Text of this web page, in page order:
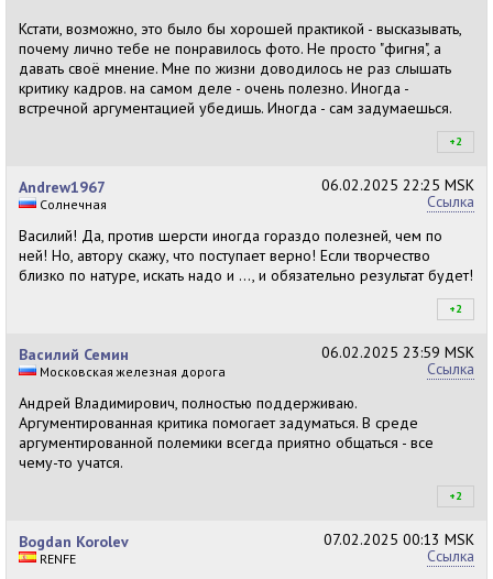
Кстати, возможно, это было бы хорошей практикой - высказывать,
почему лично тебе не понравилось фото. Не просто "фигня", а
давать своё мнение. Мне по жизни доводилось не раз слышать
критику кадров. на самом деле - очень полезно. Иногда -
встречной аргументацией убедишь. Иногда - сам задумаешься.
+2
06.02.2025 22:25 MSK
Ссылка
Andrew1967
Солнечная
Василий! Да, против шерсти иногда гораздо полезней, чем по
ней! Но, автору скажу, что поступает верно! Если творчество
близко по натуре, искать надо и ..., и обязательно результат будет!
+2
06.02.2025 23:59 MSK
Ссылка
Василий Семин
Московская железная дорога
Андрей Владимирович, полностью поддерживаю.
Аргументированная критика помогает задуматься. В среде
аргументированной полемики всегда приятно общаться - все
чему-то учатся.
+2
07.02.2025 00:13 MSK
Ссылка
Bogdan Korolev
RENFE